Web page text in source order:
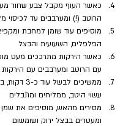
כאשר העוף מקבל צבע שחור
הרוטב (!) ומערבבים עד לכיסוי
מוסיפים עוד שומן למחבת
הפלפלים, השעועית והבצל
כאשר הירקות מתרככים מעט
עם הרוטב ומערבבים עם הירקות
ממשיכים לבשל
עשוי היטב, ממליחים ומתבלים
מסירים מהאש, מוסיפים את
ומעטרים בבצל ירוק ושומשום